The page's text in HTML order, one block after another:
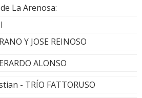
La Arenosa:
Y JOSE REINOSO
ALONSO
- TRÍO FATTORUSO